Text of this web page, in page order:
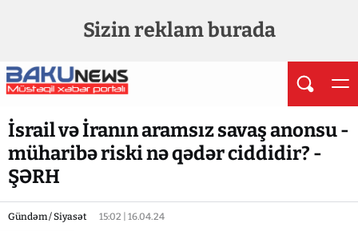
Sizin reklam burada
İsrail və İranın aramsız savaş anonsu -
müharibə riski nə qədər ciddidir? -
ŞƏRH
Gündəm / Siyasət 15:02 | 16.04.24